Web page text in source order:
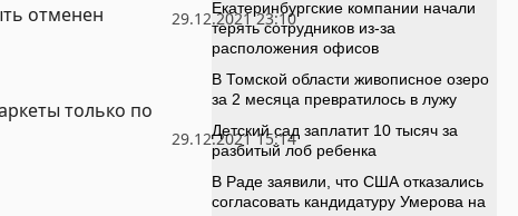
29.12.2021 23:10
отменен
29.12.2021 15:14
только по